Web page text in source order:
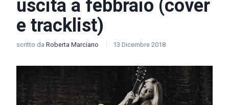
uscita a febbraio (cover
e tracklist)
scritto da Roberta Marciano 13 Dicembre 2018